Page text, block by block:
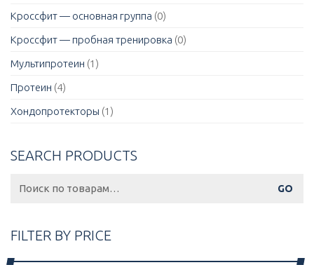
Кроссфит — основная группа (0)
Кроссфит — пробная тренировка (0)
Мультипротеин (1)
Протеин (4)
Хондопротекторы (1)
SEARCH PRODUCTS
FILTER BY PRICE